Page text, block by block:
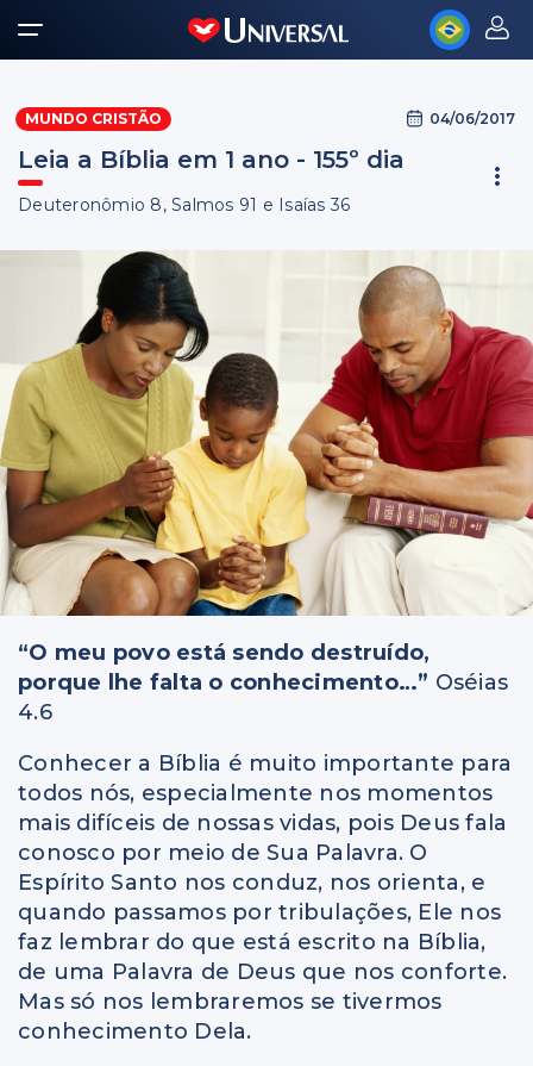
MUNDO CRISTÃO 04/06/2017
Leia a Bíblia em 1 ano - 155º dia
Deuteronômio 8, Salmos 91 e Isaías 36
“O meu povo está sendo destruído,
porque lhe falta o conhecimento…” Oséias
4.6
Conhecer a Bíblia é muito importante para
todos nós, especialmente nos momentos
mais difíceis de nossas vidas, pois Deus fala
conosco por meio de Sua Palavra. O
Espírito Santo nos conduz, nos orienta, e
quando passamos por tribulações, Ele nos
faz lembrar do que está escrito na Bíblia,
de uma Palavra de Deus que nos conforte.
Mas só nos lembraremos se tivermos
conhecimento Dela.